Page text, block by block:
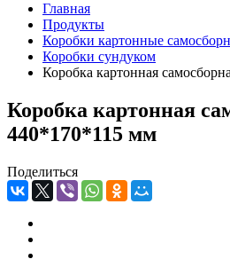
Главная
Продукты
Коробки картонные
Коробки сундуком
Коробка картонная
Коробка картонная
440*170*115 мм
Поделиться